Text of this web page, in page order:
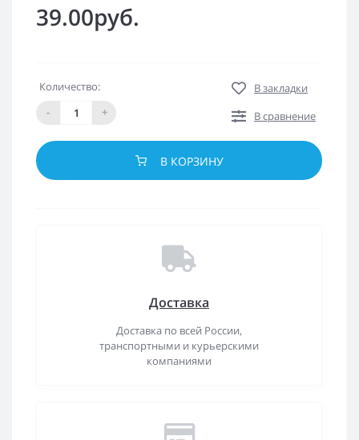
39.00руб.
Количество:
-
+
В закладки
В сравнение
В КОРЗИНУ
Доставка
Доставка по всей России,
транспортными и курьерскими
компаниями